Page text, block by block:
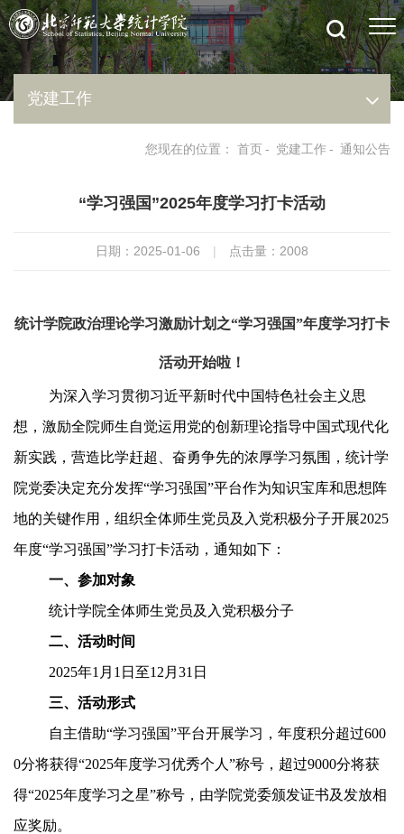
党建工作
您现在的位置： 首页- 党建工作- 通知公告
“学习强国”2025年度学习打卡活动
日期：2025-01-06 | 点击量： 2008
统计学院政治理论学习激励计划之“学习强国”年度学习打卡
活动开始啦！
为深入学习贯彻习近平新时代中国特色社会主义思
想，激励全院师生自觉运用党的创新理论指导中国式现代化
新实践，营造比学赶超、奋勇争先的浓厚学习氛围，统计学
院党委决定充分发挥“学习强国”平台作为知识宝库和思想阵
地的关键作用，组织全体师生党员及入党积极分子开展2025
年度“学习强国”学习打卡活动，通知如下：
一、参加对象
统计学院全体师生党员及入党积极分子
二、活动时间
2025年1月1日至12月31日
三、活动形式
自主借助“学习强国”平台开展学习，年度积分超过600
0分将获得“2025年度学习优秀个人”称号，超过9000分将获
得“2025年度学习之星”称号，由学院党委颁发证书及发放相
应奖励。